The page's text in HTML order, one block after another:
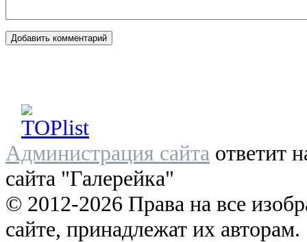
Администрация сайта ответит
сайта "Галерейка"
© 2012-2026 Права на все
сайте, принадлежат их авторам.